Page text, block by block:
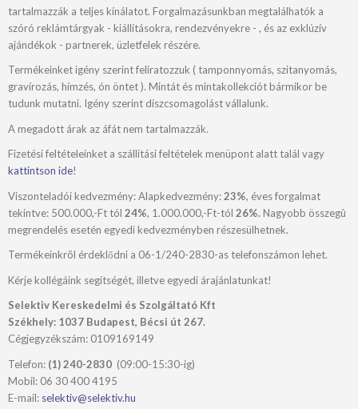
tartalmazzák a teljes kínálatot. Forgalmazásunkban megtalálhatók a
szóró reklámtárgyak - kiállításokra, rendezvényekre - , és az exklúzív
ajándékok - partnerek, üzletfelek részére.
Termékeinket igény szerint feliratozzuk ( tamponnyomás, szitanyomás,
gravírozás, hímzés, ón öntet ). Mintát és mintakollekciót bármikor be
tudunk mutatni. Igény szerint díszcsomagolást vállalunk.
A megadott árak az áfát nem tartalmazzák.
Fizetési feltételeinket a szállítási feltételek menüpont alatt talál vagy
kattintson ide!
Viszonteladói kedvezmény: Alapkedvezmény:23%, éves forgalmat
tekintve: 500.000,-Ft tól 24%, 1.000.000,-Ft-tól 26%.Nagyobb összegû
megrendelés esetén egyedi kedvezményben részesülhetnek.
Termékeinkrõl érdeklődni a 06-1/240-2830-as telefonszámon lehet.
Kérje kollégáink segítségét, illetve egyedi árajánlatunkat!
Selektiv Kereskedelmi és Szolgáltató Kft
Székhely: 1037 Budapest, Bécsi út 267.
Cégjegyzékszám: 0109169149
Telefon: (1) 240-2830 (09:00-15:30-ig)
Mobil: 06 30 400 4195
E-mail: selektiv@selektiv.hu